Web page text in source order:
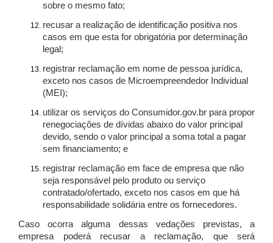
sobre o mesmo fato;
recusar a realização de identificação positiva nos
casos em que esta for obrigatória por determinação
legal;
registrar reclamação em nome de pessoa jurídica,
exceto nos casos de Microempreendedor Individual
(MEI);
utilizar os serviços do Consumidor.gov.br para propor
renegociações de dívidas abaixo do valor principal
devido, sendo o valor principal a soma total a pagar
sem financiamento; e
registrar reclamação em face de empresa que não
seja responsável pelo produto ou serviço
contratado/ofertado, exceto nos casos em que há
responsabilidade solidária entre os fornecedores.
Caso ocorra alguma dessas vedações previstas, a
empresa poderá recusar a reclamação, que será